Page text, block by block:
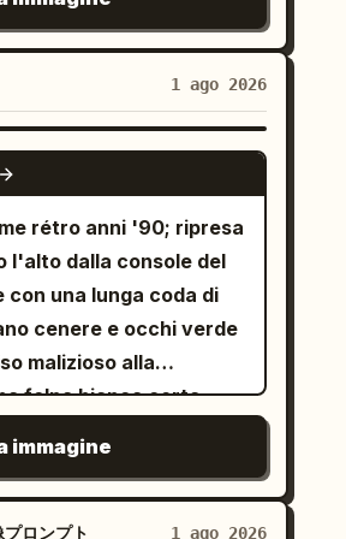
nera per la
sottili divisori
generale: stile film
illuminazione
di campo ridotta,
personaggio,
muschio,
Dettagli del
principale è
drago arancione con il
occhi verdi, piccole
muso
e proporzioni
in una radura
di fiori, pietre
simili a lucciole e
1 ago 2026
GPT IMAGE 2
rétro anni '90; ripresa
l'alto dalla console del
con una lunga coda di
cenere e occhi verde
malizioso alla
felpa bianca corta
braccio sul set di
tappetini rossi); lo
notturno sotto un
immagine
ロンプト 1 ago 2026